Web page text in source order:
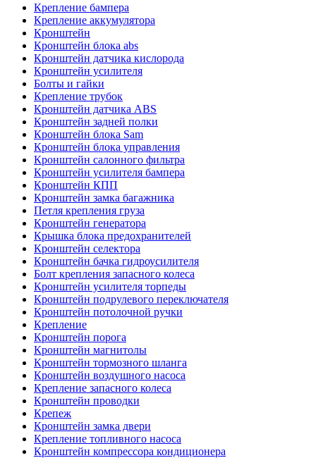
Крепление бампера
Крепление аккумулятора
Кронштейн
Кронштейн блока abs
Кронштейн датчика кислорода
Кронштейн усилителя
Болты и гайки
Крепление трубок
Кронштейн датчика ABS
Кронштейн задней полки
Кронштейн блока Sam
Кронштейн блока управления
Кронштейн салонного фильтра
Кронштейн усилителя бампера
Кронштейн КПП
Кронштейн замка багажника
Петля крепления груза
Кронштейн генератора
Крышка блока предохранителей
Кронштейн селектора
Кронштейн бачка гидроусилителя
Болт крепления запасного колеса
Кронштейн усилителя торпеды
Кронштейн подрулевого переключателя
Кронштейн потолочной ручки
Крепление
Кронштейн порога
Кронштейн магнитолы
Кронштейн тормозного шланга
Кронштейн воздушного насоса
Крепление запасного колеса
Кронштейн проводки
Крепеж
Кронштейн замка двери
Крепление топливного насоса
Кронштейн компрессора кондиционера